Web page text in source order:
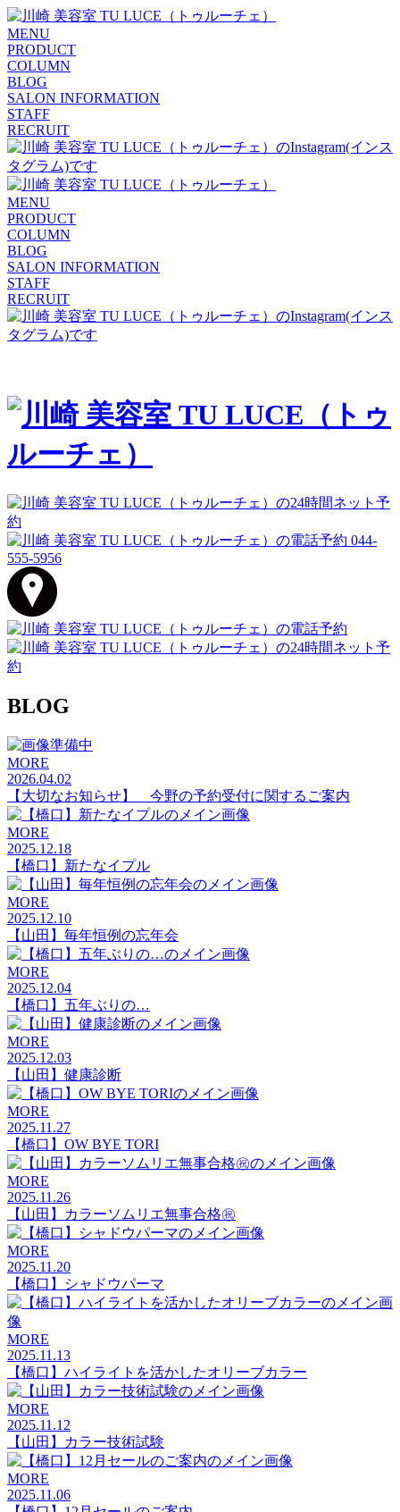
MENU
PRODUCT
COLUMN
BLOG
SALON INFORMATION
STAFF
RECRUIT
MENU
PRODUCT
COLUMN
BLOG
SALON INFORMATION
STAFF
RECRUIT
044-
555-5956
BLOG
MORE
2026.04.02
【大切なお知らせ】 今野の予約受付に関するご案内
MORE
2025.12.18
【橋口】新たなイプル
MORE
2025.12.10
【山田】毎年恒例の忘年会
MORE
2025.12.04
【橋口】五年ぶりの…
MORE
2025.12.03
【山田】健康診断
MORE
2025.11.27
【橋口】OW BYE TORI
MORE
2025.11.26
【山田】カラーソムリエ無事合格㊗️
MORE
2025.11.20
【橋口】シャドウパーマ
MORE
2025.11.13
【橋口】ハイライトを活かしたオリーブカラー
MORE
2025.11.12
【山田】カラー技術試験
MORE
2025.11.06